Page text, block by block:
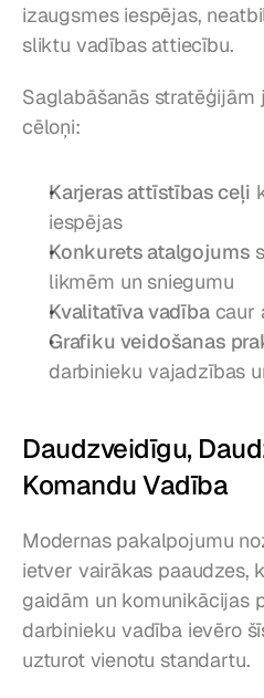
izaugsmes iespējas,
sliktu vadības attiecību.
Saglabāšanās stratēģijām
cēloņi:
Karjeras attīstības ceļi
iespējas
Konkurets atalgojums
likmēm un sniegumu
Kvalitatīva vadība caur
Grafiku veidošanas
darbinieku vajadzības
Daudzveidīgu,
Komandu Vadība
Modernas pakalpojumu
ietver vairākas paaudzes,
gaidām un komunikācijas
darbinieku vadība ievēro
uzturot vienotu standartu.